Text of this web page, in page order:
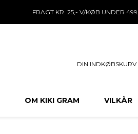
FRAGT KR. 25,- V/KØB UNDER
DIN INDKØBSKURV
OM KIKI GRAM VILKÅR